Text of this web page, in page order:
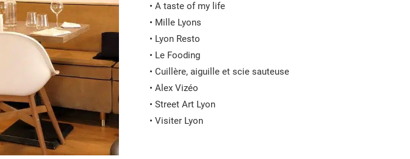
• A taste of my life
• Mille Lyons
• Lyon Resto
• Le Fooding
• Cuillère, aiguille et scie sauteuse
• Alex Vizéo
• Street Art Lyon
• Visiter Lyon